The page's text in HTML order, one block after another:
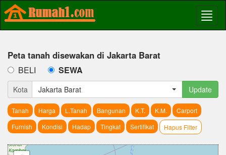
Peta tanah disewakan di Jakarta Barat
BELI SEWA
Kota Jakarta Barat Update
Tanah Harga L.Tanah Bangunan K.T. K.M.
Carport
Furnish
Kondisi Hadap Tingkat Sertifikat Hapus Filter